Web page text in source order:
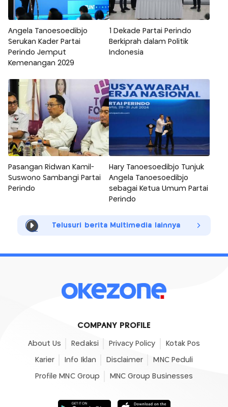
Angela Tanoesoedibjo
Serukan Kader Partai
Perindo Jemput
Kemenangan 2029
1 Dekade Partai Perindo
Berkiprah dalam Politik
Indonesia
Pasangan Ridwan Kamil-
Suswono Sambangi Partai
Perindo
Hary Tanoesoedibjo Tunjuk
Angela Tanoesoedibjo
sebagai Ketua Umum Partai
Perindo
Telusuri berita Multimedia lainnya
COMPANY PROFILE
About Us Redaksi Privacy Policy Kotak Pos
Karier Info Iklan Disclaimer MNC Peduli
Profile MNC Group MNC Group Businesses